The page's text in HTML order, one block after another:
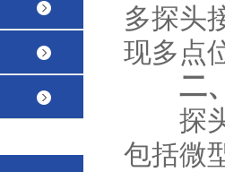
多探头
现多点
二
探头
包括微